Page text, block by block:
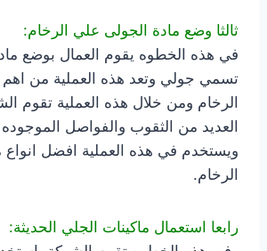
ثالثا وضع مادة الجولى علي الرخام:
في هذه الخطوه يقوم العمال بوضع
تسمي جولي وتعد هذه العملية من
الرخام ومن خلال هذه العملية تقوم
العديد من الثقوب والفواصل
ويستخدم في هذه العملية افضل انواع
الرخام.
رابعا استعمال ماكينات الجلي الحديثة: